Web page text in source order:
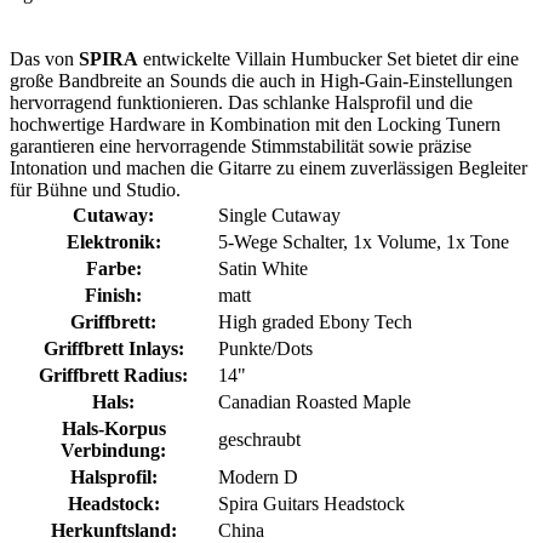
Das von SPIRA entwickelte Villain Humbucker Set bietet dir eine
große Bandbreite an Sounds die auch in High-Gain-Einstellungen
hervorragend funktionieren. Das schlanke Halsprofil und die
hochwertige Hardware in Kombination mit den Locking Tunern
garantieren eine hervorragende Stimmstabilität sowie präzise
Intonation und machen die Gitarre zu einem zuverlässigen Begleiter
für Bühne und Studio.
Cutaway:
Single Cutaway
Elektronik:
5-Wege Schalter, 1x Volume, 1x Tone
Farbe:
Satin White
Finish:
matt
Griffbrett:
High graded Ebony Tech
Griffbrett Inlays:
Punkte/Dots
Griffbrett Radius:
14"
Hals:
Canadian Roasted Maple
Hals-Korpus
Verbindung:
geschraubt
Halsprofil:
Modern D
Headstock:
Spira Guitars Headstock
Herkunftsland:
China